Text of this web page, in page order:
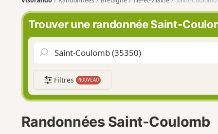
d
o
Trouver une randonnée Saint-
Filtres NOUVEAU
Randonnées Saint-Coulomb